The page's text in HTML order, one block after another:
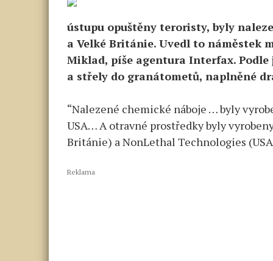
ústupu opuštěny teroristy, byly
a Velké Británie. Uvedl to náměstek
Miklad, píše agentura Interfax.
a střely do granátometů, naplněné
“Nalezené chemické náboje … byly
USA… A otravné prostředky byly
Británie) a NonLethal Technologies
Reklama